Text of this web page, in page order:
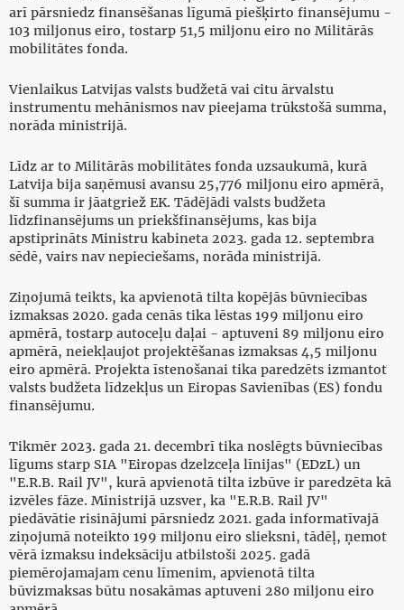
arī pārsniedz finansēšanas līgumā piešķirto finansējumu -
103 miljonus eiro, tostarp 51,5 miljonu eiro no Militārās
mobilitātes fonda.
Vienlaikus Latvijas valsts budžetā vai citu ārvalstu
instrumentu mehānismos nav pieejama trūkstošā summa,
norāda ministrijā.
Līdz ar to Militārās mobilitātes fonda uzsaukumā, kurā
Latvija bija saņēmusi avansu 25,776 miljonu eiro apmērā,
šī summa ir jāatgriež EK. Tādējādi valsts budžeta
līdzfinansējums un priekšfinansējums, kas bija
apstiprināts Ministru kabineta 2023. gada 12. septembra
sēdē, vairs nav nepieciešams, norāda ministrijā.
Ziņojumā teikts, ka apvienotā tilta kopējās būvniecības
izmaksas 2020. gada cenās tika lēstas 199 miljonu eiro
apmērā, tostarp autoceļu daļai - aptuveni 89 miljonu eiro
apmērā, neiekļaujot projektēšanas izmaksas 4,5 miljonu
eiro apmērā. Projekta īstenošanai tika paredzēts izmantot
valsts budžeta līdzekļus un Eiropas Savienības (ES) fondu
finansējumu.
Tikmēr 2023. gada 21. decembrī tika noslēgts būvniecības
līgums starp SIA "Eiropas dzelzceļa līnijas" (EDzL) un
"E.R.B. Rail JV", kurā apvienotā tilta izbūve ir paredzēta kā
izvēles fāze. Ministrijā uzsver, ka "E.R.B. Rail JV"
piedāvātie risinājumi pārsniedz 2021. gada informatīvajā
ziņojumā noteikto 199 miljonu eiro slieksni, tādēļ, ņemot
vērā izmaksu indeksāciju atbilstoši 2025. gadā
piemērojamajam cenu līmenim, apvienotā tilta
būvizmaksas būtu nosakāmas aptuveni 280 miljonu eiro